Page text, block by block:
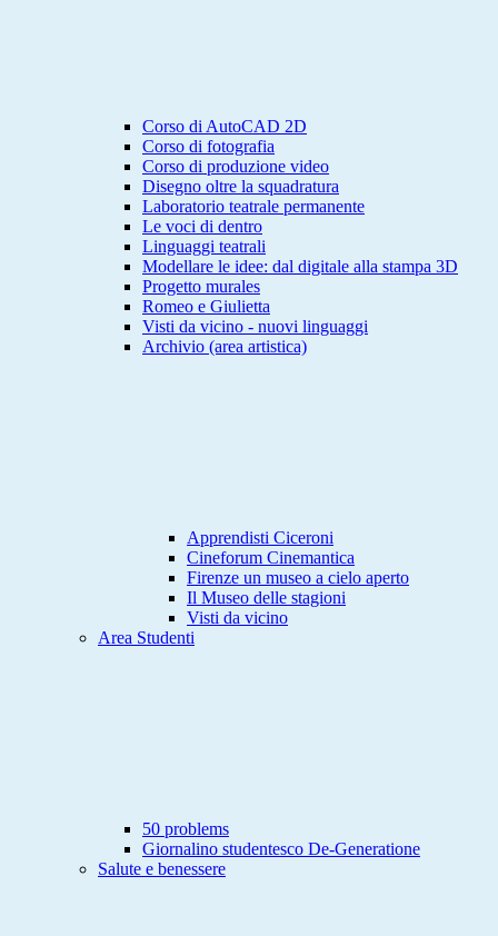
Corso di AutoCAD 2D
Corso di fotografia
Corso di produzione video
Disegno oltre la squadratura
Laboratorio teatrale permanente
Le voci di dentro
Linguaggi teatrali
Modellare le idee: dal digitale alla stampa 3D
Progetto murales
Romeo e Giulietta
Visti da vicino - nuovi linguaggi
Archivio (area artistica)
Apprendisti Ciceroni
Cineforum Cinemantica
Firenze un museo a cielo aperto
Il Museo delle stagioni
Visti da vicino
Area Studenti
50 problems
Giornalino studentesco De-Generatione
Salute e benessere